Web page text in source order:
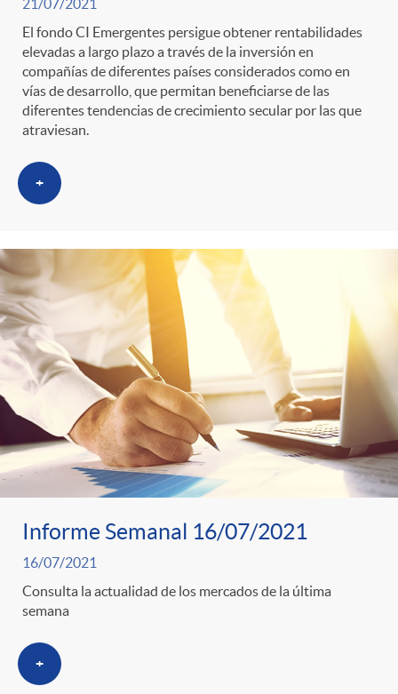
El fondo CI Emergentes persigue obtener rentabilidades
elevadas a largo plazo a través de la inversión en
compañías de diferentes países considerados como en
vías de desarrollo, que permitan beneficiarse de las
diferentes tendencias de crecimiento secular por las que
atraviesan.
+
Informe Semanal 16/07/2021
16/07/2021
Consulta la actualidad de los mercados de la última
semana
+